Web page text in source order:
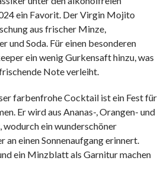
ein Favorit. Der Virgin Mojito
aus frischer Minze,
und Soda. Für einen besonderen
ein wenig Gurkensaft hinzu, was
Note verleiht.
farbenfrohe Cocktail ist ein Fest für
Er wird aus Ananas-, Orangen- und
ein wunderschöner
an einen Sonnenaufgang erinnert.
ein Minzblatt als Garnitur machen